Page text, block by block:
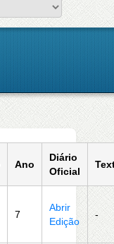
Ano
Diário
Oficial
7
Abrir
Edição
-